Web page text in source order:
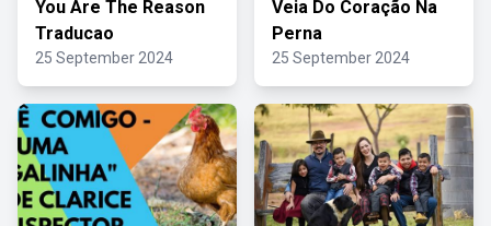
You Are The Reason
Traducao
25 September 2024
Veia Do Coração Na
Perna
25 September 2024